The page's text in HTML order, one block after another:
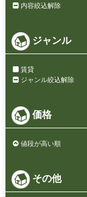
内容絞込解除
ジャンル
賃貸
ジャンル絞込解除
価格
値段が高い順
その他